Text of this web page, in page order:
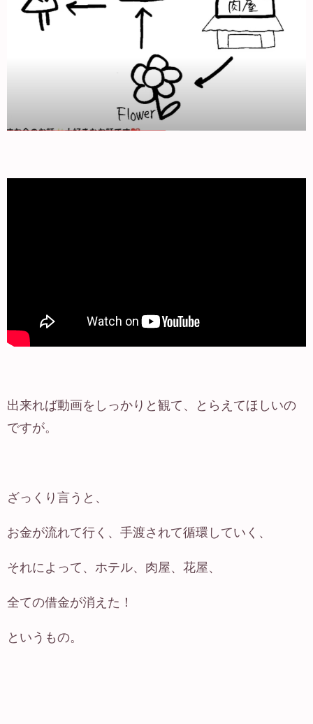
出来れば動画をしっかりと観て、とらえてほしいの
ですが。
ざっくり言うと、
お金が流れて行く、手渡されて循環していく、
それによって、ホテル、肉屋、花屋、
全ての借金が消えた！
というもの。